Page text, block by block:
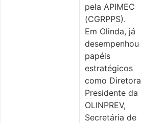
pela APIMEC
(CGRPPS).
Em Olinda, já
desempenhou
papéis
estratégicos
como Diretora
Presidente da
OLINPREV,
Secretária de